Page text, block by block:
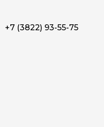
+7 (3822) 93-55-75